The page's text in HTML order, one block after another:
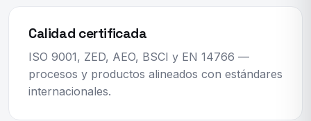
Calidad certificada
ISO 9001, ZED, AEO, BSCI y EN 14766 —
procesos y productos alineados con estándares
internacionales.